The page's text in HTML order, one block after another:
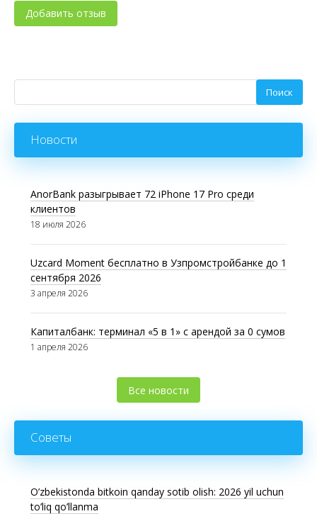
Новости
AnorBank разыгрывает 72 iPhone 17 Pro среди
клиентов
18 июля 2026
Uzcard Moment бесплатно в Узпромстройбанке до 1
сентября 2026
3 апреля 2026
Капиталбанк: терминал «5 в 1» с арендой за 0 сумов
1 апреля 2026
Все новости
Советы
O’zbekistonda bitkoin qanday sotib olish: 2026 yil uchun
to’liq qo’llanma